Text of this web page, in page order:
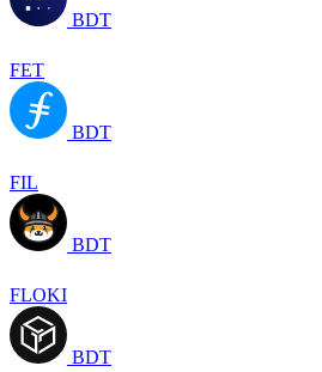
BDT
FET
BDT
FIL
BDT
FLOKI
BDT